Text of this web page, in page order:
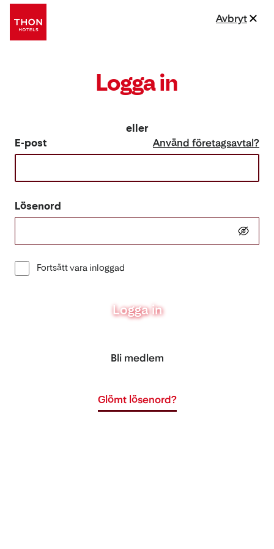
Logga in
eller
E-post
Använd företagsavtal?
Lösenord
Fortsätt vara inloggad
Logga in
Bli medlem
Glömt lösenord?
Avbryt